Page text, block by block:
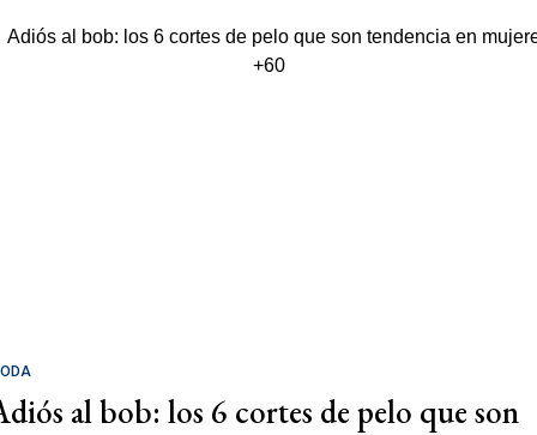
al bob: los 6 cortes de pelo que son